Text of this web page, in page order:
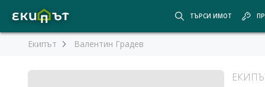
ТЪРСИ ИМОТ
Екипът Валентин Градев